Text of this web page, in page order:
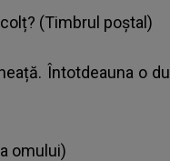
(Timbrul poștal)
Întotdeauna o
omului)